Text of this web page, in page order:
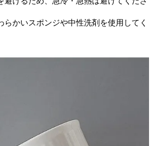
らかいスポンジや中性洗剤を使用してく